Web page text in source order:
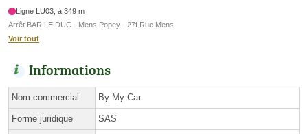
Ligne LU03, à 349 m
Arrêt BAR LE DUC - Mens Popey - 27f Rue Mens
Voir tout
Informations
Nom commercial By My Car
Forme juridique SAS